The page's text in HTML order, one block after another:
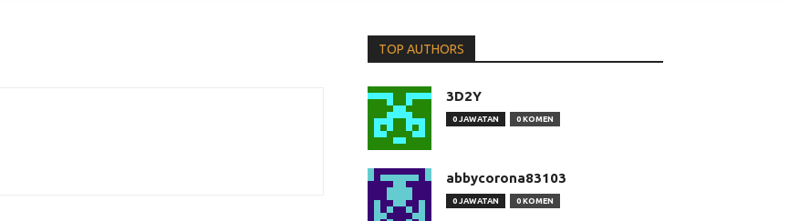
TOP AUTHORS
3D2Y
0 JAWATAN 0 KOMEN
abbycorona83103
0 JAWATAN 0 KOMEN